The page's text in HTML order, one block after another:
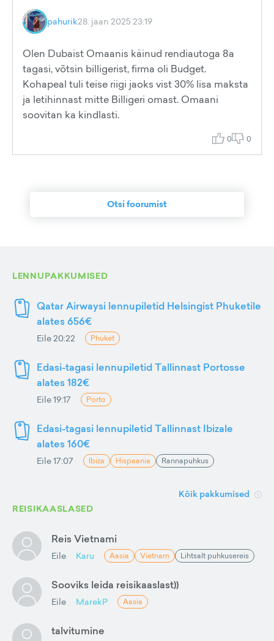
pahurik28. jaan 2025 23:19
Olen Dubaist Omaanis käinud rendiautoga 8a
tagasi, võtsin billigerist, firma oli Budget.
Kohapeal tuli teise riigi jaoks vist 30% lisa maksta
ja letihinnast mitte Billigeri omast. Omaani
soovitan ka kindlasti.
0 0
Otsi foorumist
LENNUPAKKUMISED
Qatar Airwaysi lennupiletid Helsingist Phuketile
alates 656€
Eile 20:22 Phuket
Edasi-tagasi lennupiletid Tallinnast Portosse
alates 182€
Eile 19:17 Porto
Edasi-tagasi lennupiletid Tallinnast Ibizale
alates 160€
Eile 17:07 Ibiza Hispaania Rannapuhkus
Kõik pakkumised
REISIKAASLASED
Reis Vietnami
Eile Karu Aasia Vietnam Lihtsalt puhkusereis
Sooviks leida reisikaaslast))
Eile MarekP Aasia
talvitumine